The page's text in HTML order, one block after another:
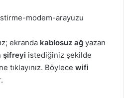
ekranda kablosuz ağ yazan
şifreyi istediğiniz şekilde
tıklayınız. Böylece wifi